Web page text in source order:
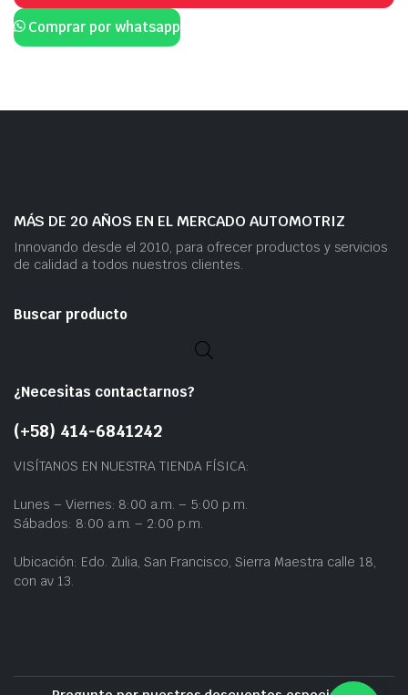
Comprar por whatsapp
MÁS DE 20 AÑOS EN EL MERCADO AUTOMOTRIZ
Innovando desde el 2010, para ofrecer productos y servicios
de calidad a todos nuestros clientes.
Buscar producto
¿Necesitas contactarnos?
(+58) 414-6841242
VISÍTANOS EN NUESTRA TIENDA FÍSICA:
Lunes – Viernes: 8:00 a.m. – 5:00 p.m.
Sábados: 8:00 a.m. – 2:00 p.m.
Ubicación: Edo. Zulia, San Francisco, Sierra Maestra calle 18,
con av 13.